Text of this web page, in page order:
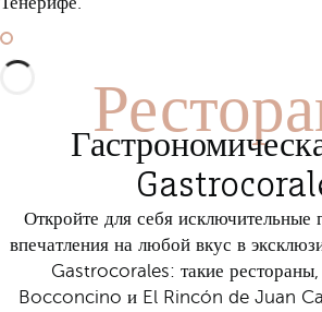
Откройте для себя исключительные
впечатления на любой вкус в
Gastrocorales: такие
Bocconcino и El Rincón de Juan